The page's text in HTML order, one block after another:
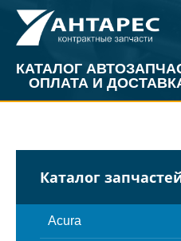
КАТАЛОГ
ОПЛАТА И
Каталог
Acura